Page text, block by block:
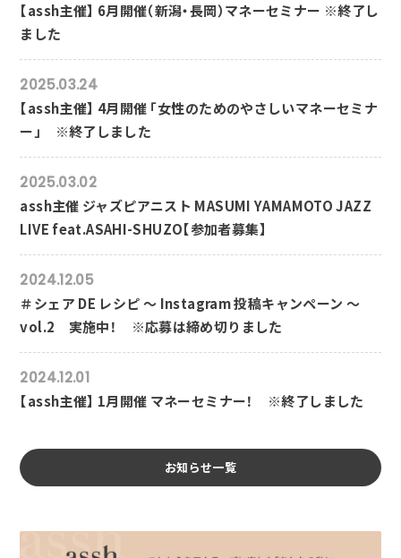
【assh主催】 6月開催（新潟・長岡）マネーセミナー ※終了し
ました
2025.03.24
【assh主催】 4月開催 「女性のためのやさしいマネーセミナ
ー」 ※終了しました
2025.03.02
assh主催 ジャズピアニスト MASUMI YAMAMOTO JAZZ
LIVE feat.ASAHI-SHUZO【参加者募集】
2024.12.05
＃シェア DE レシピ ～ Instagram 投稿キャンペーン ～
vol.2 実施中！ ※応募は締め切りました
2024.12.01
【assh主催】 1月開催 マネーセミナー！ ※終了しました
お知らせ一覧